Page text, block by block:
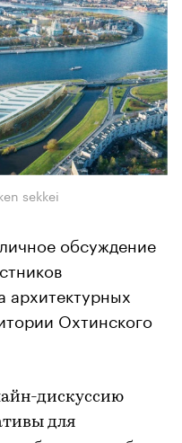
sеkkei
обсуждение
архитектурных
Охтинского
дискуссию
для